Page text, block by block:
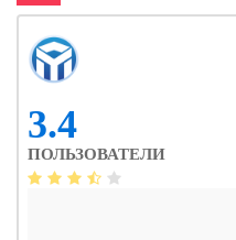
3.4
ПОЛЬЗОВАТЕЛИ